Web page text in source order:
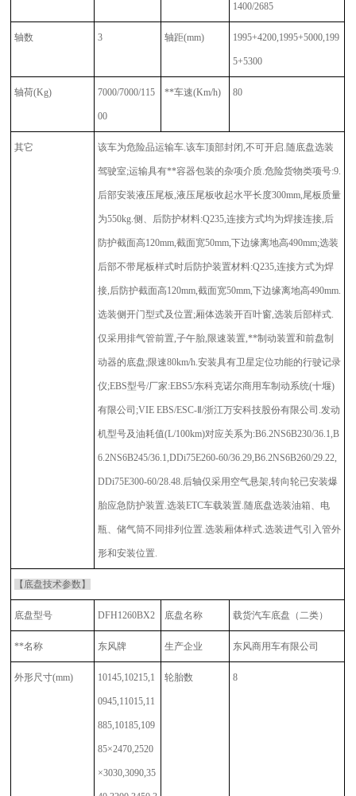
1400/2685
轴数 3 轴距(mm) 1995+4200,1995+5000,199
5+5300
轴荷(Kg) 7000/7000/115
00
**车速(Km/h) 80
其它 该车为危险品运输车.该车顶部封闭,不可开启.随底盘选装
驾驶室;运输具有**容器包装的杂项介质.危险货物类项号:9.
后部安装液压尾板,液压尾板收起水平长度300mm,尾板质量
为550kg.侧、后防护材料:Q235,连接方式均为焊接连接,后
防护截面高120mm,截面宽50mm,下边缘离地高490mm;选装
后部不带尾板样式时后防护装置材料:Q235,连接方式为焊
接,后防护截面高120mm,截面宽50mm,下边缘离地高490mm.
选装侧开门型式及位置;厢体选装开百叶窗,选装后部样式.
仅采用排气管前置,子午胎,限速装置,**制动装置和前盘制
动器的底盘;限速80km/h.安装具有卫星定位功能的行驶记录
仪;EBS型号/厂家:EBS5/东科克诺尔商用车制动系统(十堰)
有限公司;VIE EBS/ESC-Ⅱ/浙江万安科技股份有限公司.发动
机型号及油耗值(L/100km)对应关系为:B6.2NS6B230/36.1,B
6.2NS6B245/36.1,DDi75E260-60/36.29,B6.2NS6B260/29.22,
DDi75E300-60/28.48.后轴仅采用空气悬架,转向轮已安装爆
胎应急防护装置.选装ETC车载装置.随底盘选装油箱、电
瓶、储气筒不同排列位置.选装厢体样式.选装进气引入管外
形和安装位置.
【底盘技术参数】
底盘型号 DFH1260BX2 底盘名称 载货汽车底盘（二类）
**名称 东风牌 生产企业 东风商用车有限公司
外形尺寸(mm) 10145,10215,1
0945,11015,11
885,10185,109
85×2470,2520
×3030,3090,35
轮胎数 8